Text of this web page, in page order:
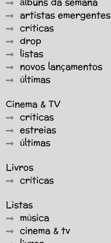
artistas emergentes
críticas
drop
listas
novos lançamentos
últimas
Cinema & TV
críticas
estreias
últimas
Livros
críticas
Listas
música
cinema & tv